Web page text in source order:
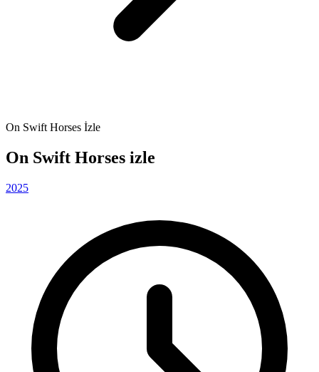
On Swift Horses İzle
On Swift Horses izle
2025